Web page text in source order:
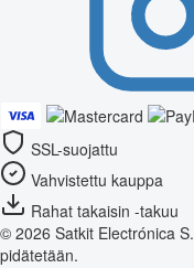
SSL-suojattu
Vahvistettu kauppa
Rahat takaisin -takuu
© 2026 Satkit Electrónica
pidätetään.